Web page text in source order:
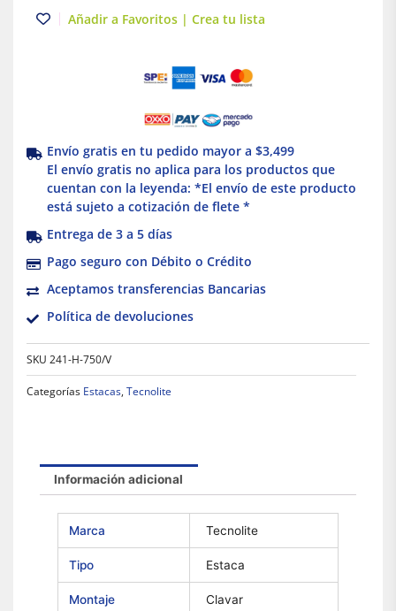
cantidadAñadir a Favoritos | Crea tu lista
Envío gratis en tu pedido mayor a $3,499
El envío gratis no aplica para los productos que
cuentan con la leyenda: *El envío de este producto
está sujeto a cotización de flete *
Entrega de 3 a 5 días
Pago seguro con Débito o Crédito
Aceptamos transferencias Bancarias
Política de devoluciones
SKU 241-H-750/V
Categorías Estacas, Tecnolite
Información adicional
Marca Tecnolite
Tipo Estaca
Montaje Clavar